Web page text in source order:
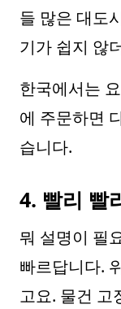
들 많은 대도
기가 쉽지 않
한국에서는
에 주문하면
습니다.
4. 빨리 빨
뭐 설명이 필
빠르답니다.
고요. 물건 고